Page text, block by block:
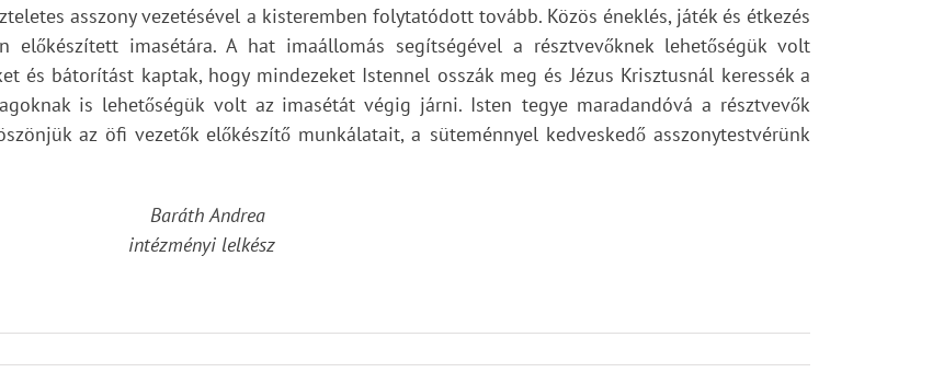
asszony vezetésével a kisteremben folytatódott tovább. Közös éneklés, játék és étkezés
imasétára. A hat imaállomás segítségével a résztvevőknek lehetőségük volt
és bátorítást kaptak, hogy mindezeket Istennel osszák meg és Jézus Krisztusnál keressék a
is lehetőségük volt az imasétát végig járni. Isten tegye maradandóvá a résztvevők
az öfi vezetők előkészítő munkálatait, a süteménnyel kedveskedő asszonytestvérünk
Baráth Andrea
intézményi lelkész